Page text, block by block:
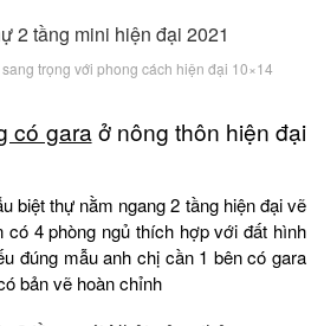
trọng với phong cách hiện đại 10×14
có garaở nông thôn hiện đại
biệt thự nằm ngang 2 tầng hiện đại vẽ
có 4 phòng ngủ thích hợp với đất hình
đúng mẫu anh chị cần 1 bên có gara
bản vẽ hoàn chỉnh